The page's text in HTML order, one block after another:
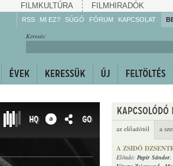
FILMKULTÚRA FILMHIRADÓK
RSS MI EZ? SÚGÓ
Gyarapítsa!
FÓRUM KAPCSOLAT
Keresés:
az előadótól a
A ZSIDÓ
Előadó: Papír Sándor,
HQ GO